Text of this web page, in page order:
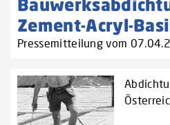
Zement-Acryl-
Pressemitteilung vom